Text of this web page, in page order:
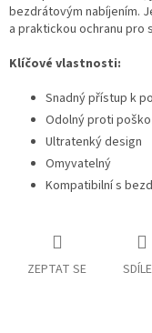
bezdrátovým nabíjením.
a praktickou ochranu pro
Klíčové vlastnosti:
Snadný přístup k
Odolný proti
Ultratenký design
Omyvatelný
Kompatibilní s
ZEPTAT SE